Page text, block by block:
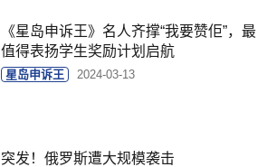
《星岛申诉王》名人齐撑“我要赞佢”，最
值得表扬学生奖励计划启航
星岛申诉王 2024-03-13
突发！俄罗斯遭大规模袭击